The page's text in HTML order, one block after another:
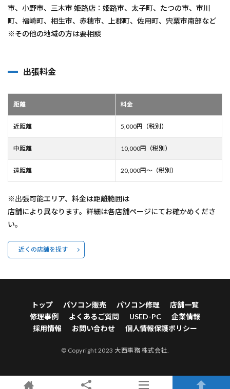
市、小野市、三木市 姫路店：姫路市、太子町、たつの市、市川
町、福崎町、相生市、赤穂市、上郡町、佐用町、宍粟市南部など
※その他の地域の方は要相談
出張料金
距離 料金
近距離 5,000円（税別）
中距離 10,000円（税別）
遠距離 20,000円～（税別）
※出張可能エリア、料金は距離範囲は
店舗により異なります。詳細は各店舗ページにてお確かめくださ
い。
近くの店舗を探す
トップ パソコン販売 パソコン修理
店舗一覧
修理事例
よくあるご質問 USED-PC
企業情報
採用情報
お問い合わせ 個人情報保護ポリシー
© Copyright 2023 大西事務 株式会社.